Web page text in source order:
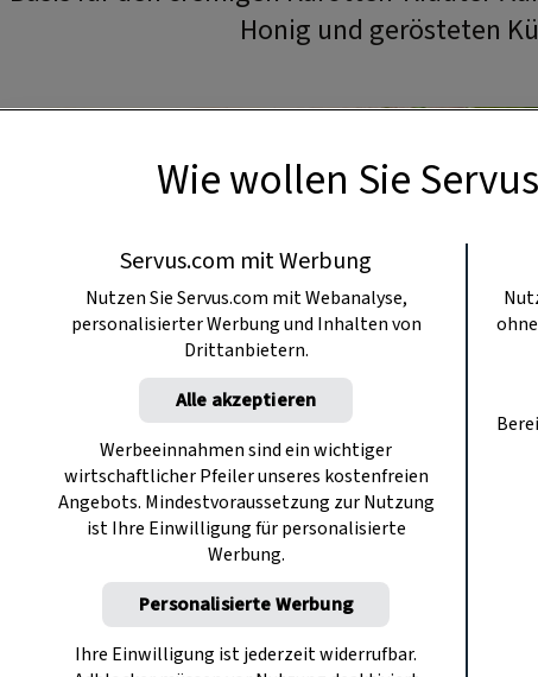
Honig und gerösteten
Wie wollen Sie
Servus.com mit Werbung
Nutzen Sie Servus.com mit Webanalyse,
personalisierter Werbung und Inhalten von
Drittanbietern.
Alle akzeptieren
Werbeeinnahmen sind ein wichtiger
wirtschaftlicher Pfeiler unseres kostenfreien
Angebots. Mindestvoraussetzung zur Nutzung
ist Ihre Einwilligung für personalisierte
Werbung.
Personalisierte Werbung
Ihre Einwilligung ist jederzeit widerrufbar.